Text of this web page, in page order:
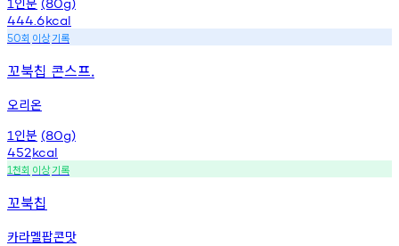
444.6kcal
50회 이상기록
꼬북칩 콘스프.
오리온
1 인분 (80g)
452kcal
1천회 이상기록
꼬북칩
카라멜팝콘맛